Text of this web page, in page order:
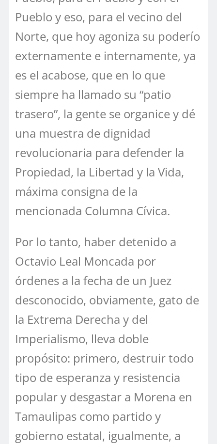
Pueblo y eso, para el vecino del
Norte, que hoy agoniza su poderío
externamente e internamente, ya
es el acabose, que en lo que
siempre ha llamado su “patio
trasero”, la gente se organice y dé
una muestra de dignidad
revolucionaria para defender la
Propiedad, la Libertad y la Vida,
máxima consigna de la
mencionada Columna Cívica.
Por lo tanto, haber detenido a
Octavio Leal Moncada por
órdenes a la fecha de un Juez
desconocido, obviamente, gato de
la Extrema Derecha y del
Imperialismo, lleva doble
propósito: primero, destruir todo
tipo de esperanza y resistencia
popular y desgastar a Morena en
Tamaulipas como partido y
gobierno estatal, igualmente, a